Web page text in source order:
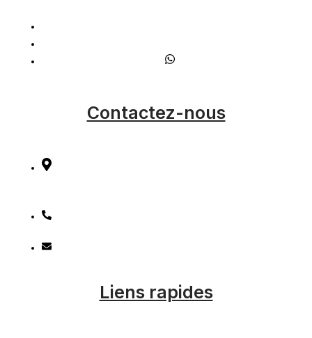
Contactez-nous
Liens rapides